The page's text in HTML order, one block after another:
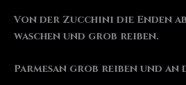
Von der Zucchini die Enden
waschen und grob reiben.
Parmesan grob reiben und an